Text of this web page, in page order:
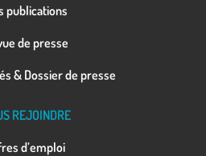
publications
de presse
& Dossier de presse
REJOINDRE
d’emploi